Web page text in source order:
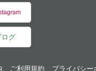
ログ
ご利用規約 プライバシー